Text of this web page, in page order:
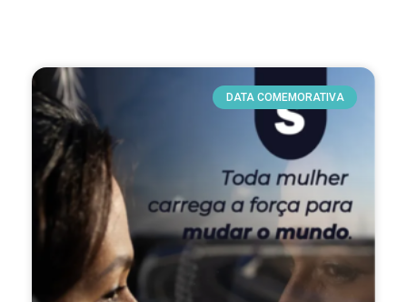
DATA COMEMORATIVA